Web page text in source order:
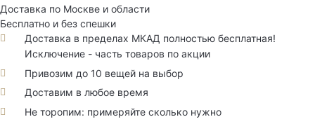
Доставка по Москве и области
Бесплатно и без спешки
Доставка в пределах МКАД полностью бесплатная!
Исключение - часть товаров по акции
Привозим до 10 вещей на выбор
Доставим в любое время
Не торопим: примеряйте сколько нужно